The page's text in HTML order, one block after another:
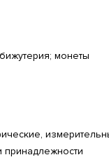
монеты
принадлежности